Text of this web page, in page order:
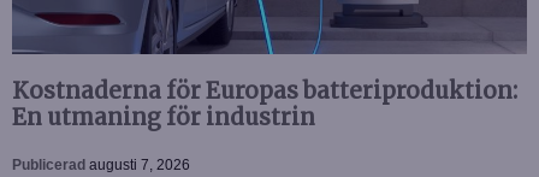
Kostnaderna för Europas batteriproduktion:
En utmaning för industrin
Publicerad augusti 7, 2026